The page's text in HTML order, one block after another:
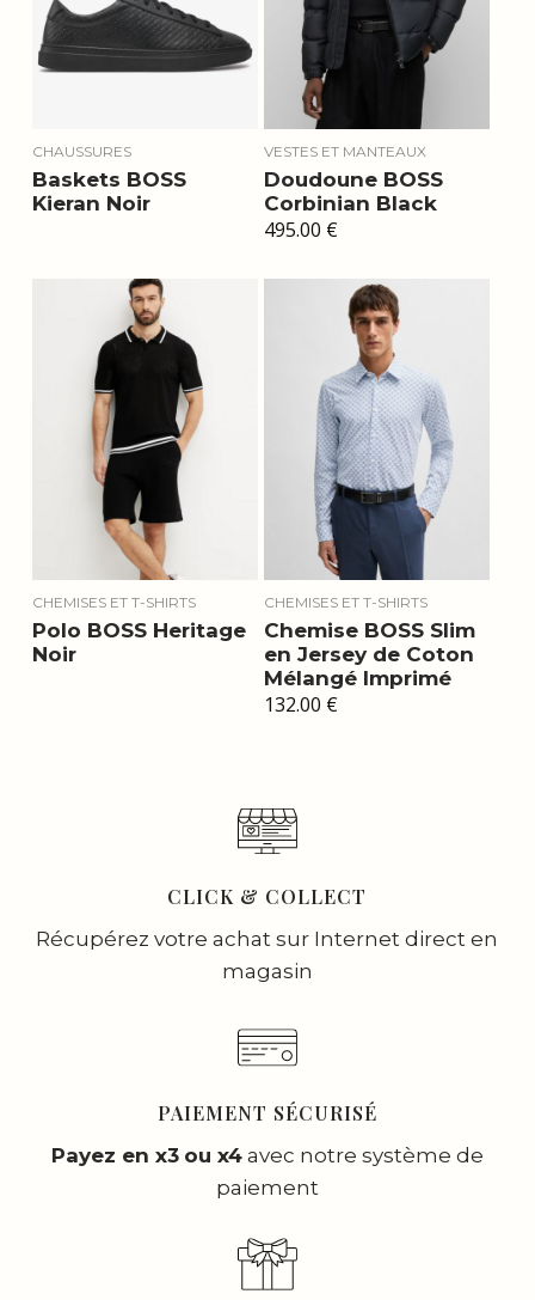
CHAUSSURES
Baskets BOSS
Kieran Noir
VESTES ET MANTEAUX
Doudoune BOSS
Corbinian Black
495.00 €
CHEMISES ET T-SHIRTS
Polo BOSS Heritage
Noir
CHEMISES ET T-SHIRTS
Chemise BOSS Slim
en Jersey de Coton
Mélangé Imprimé
132.00 €
CLICK & COLLECT
Récupérez votre achat sur Internet direct en
magasin
PAIEMENT SÉCURISÉ
Payez en x3 ou x4avec notre système de
paiement